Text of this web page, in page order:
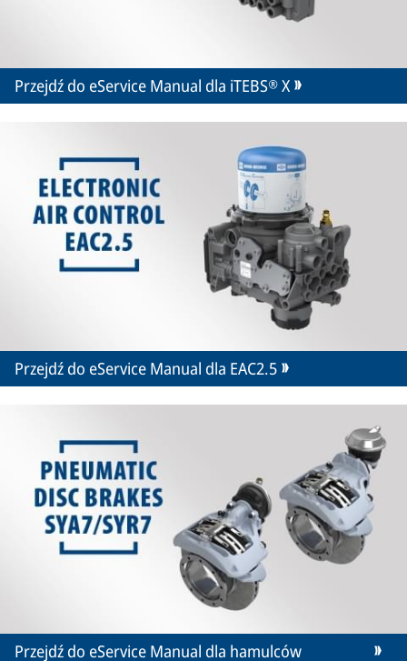
Przejdź do eService Manual dla iTEBS® X
Przejdź do eService Manual dla EAC2.5
Przejdź do eService Manual dla hamulców